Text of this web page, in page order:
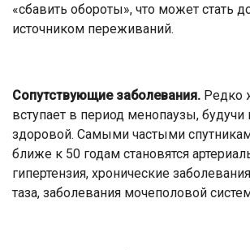
«сбавить обороты», что может стать
источником переживаний.
Сопутствующие заболевания. Редко
вступает в период менопаузы,
здоровой. Самыми частыми
ближе к 50 годам становятся
гипертензия, хронические
таза, заболевания мочеполовой